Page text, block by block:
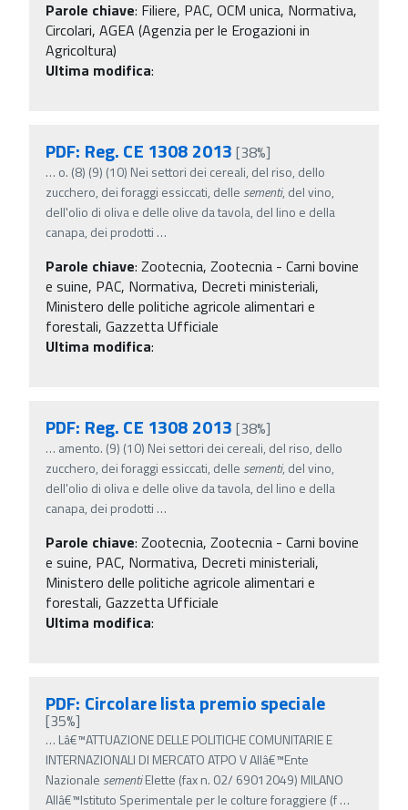
Parole chiave: Filiere, PAC, OCM unica, Normativa,
Circolari, AGEA (Agenzia per le Erogazioni in
Agricoltura)
Ultima modifica:
PDF: Reg. CE 1308 2013 [38%]
… o. (8) (9) (10) Nei settori dei cereali, del riso, dello
zucchero, dei foraggi essiccati, delle sementi, del vino,
dell'olio di oliva e delle olive da tavola, del lino e della
canapa, dei prodotti …
Parole chiave: Zootecnia, Zootecnia - Carni bovine
e suine, PAC, Normativa, Decreti ministeriali,
Ministero delle politiche agricole alimentari e
forestali, Gazzetta Ufficiale
Ultima modifica:
PDF: Reg. CE 1308 2013 [38%]
… amento. (9) (10) Nei settori dei cereali, del riso, dello
zucchero, dei foraggi essiccati, delle sementi, del vino,
dell'olio di oliva e delle olive da tavola, del lino e della
canapa, dei prodotti …
Parole chiave: Zootecnia, Zootecnia - Carni bovine
e suine, PAC, Normativa, Decreti ministeriali,
Ministero delle politiche agricole alimentari e
forestali, Gazzetta Ufficiale
Ultima modifica:
PDF: Circolare lista premio speciale
[35%]
… Lâ€™ATTUAZIONE DELLE POLITICHE COMUNITARIE E
INTERNAZIONALI DI MERCATO ATPO V Allâ€™Ente
Nazionale sementiElette (fax n. 02/ 69012049) MILANO
Allâ€™Istituto Sperimentale per le colture foraggiere (f…